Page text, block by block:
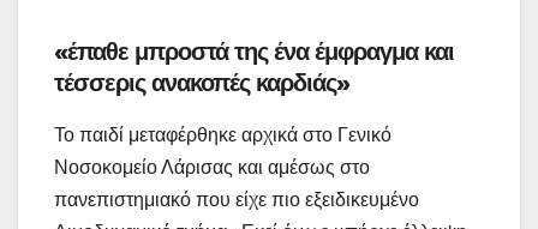
«έπαθε μπροστά της ένα έμφραγμα και
τέσσερις ανακοπές καρδιάς»
Το παιδί μεταφέρθηκε αρχικά στο Γενικό
Νοσοκομείο Λάρισας και αμέσως στο
πανεπιστημιακό που είχε πιο εξειδικευμένο